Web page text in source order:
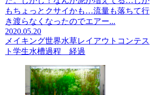
もちょっとクサイかも…流量も落ちて行
き渡らなくなったのでエアー...
2020.05.20
メイキング世界水草レイアウトコンテス
ト学生水槽過程 経過